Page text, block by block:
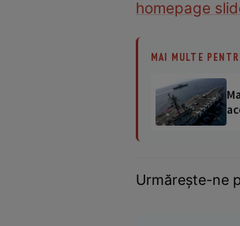
homepage
MAI MULTE
Urmărește-ne